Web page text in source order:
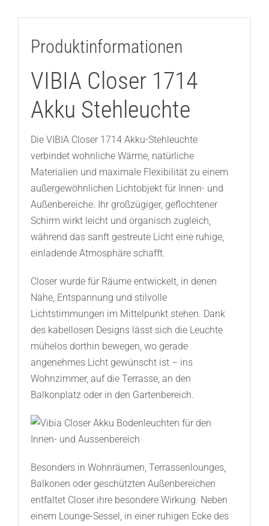
Produktinformationen
VIBIA Closer 1714
Akku Stehleuchte
Die VIBIA Closer 1714 Akku-Stehleuchte
verbindet wohnliche Wärme, natürliche
Materialien und maximale Flexibilität zu einem
außergewöhnlichen Lichtobjekt für Innen- und
Außenbereiche. Ihr großzügiger, geflochtener
Schirm wirkt leicht und organisch zugleich,
während das sanft gestreute Licht eine ruhige,
einladende Atmosphäre schafft.
Closer wurde für Räume entwickelt, in denen
Nähe, Entspannung und stilvolle
Lichtstimmungen im Mittelpunkt stehen. Dank
des kabellosen Designs lässt sich die Leuchte
mühelos dorthin bewegen, wo gerade
angenehmes Licht gewünscht ist – ins
Wohnzimmer, auf die Terrasse, an den
Balkonplatz oder in den Gartenbereich.
Besonders in Wohnräumen, Terrassenlounges,
Balkonen oder geschützten Außenbereichen
entfaltet Closer ihre besondere Wirkung. Neben
einem Lounge-Sessel, in einer ruhigen Ecke des